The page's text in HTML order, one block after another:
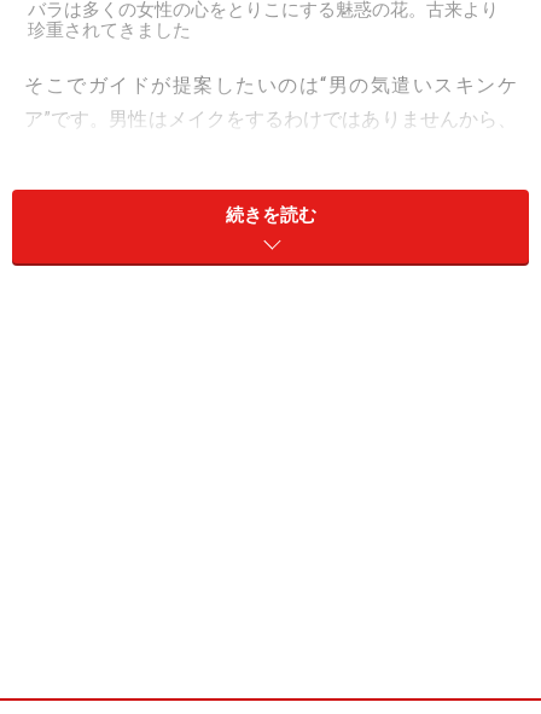
バラは多くの女性の心をとりこにする魅惑の花。古来より
珍重されてきました
そこでガイドが提案したいのは“男の気遣いスキンケ
ア”です。男性はメイクをするわけではありませんから、
ら、女性の好む香りをほのかに身に纏うことで気遣いを
表してはいかがでしょうか。
続きを読む